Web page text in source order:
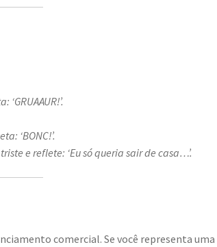
‘BONC!’.
e reflete: ‘Eu só queria sair de casa…’.
comercial. Se você representa